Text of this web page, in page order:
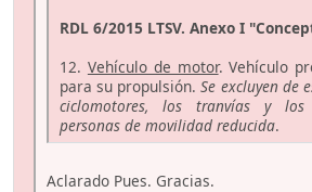
RDL 6/2015 LTSV. Anexo I
12. Vehículo de motor. Vehículo
para su propulsión.Se excluyen de
ciclomotores, los tranvías y los
personas de movilidad reducida.
Aclarado Pues. Gracias.